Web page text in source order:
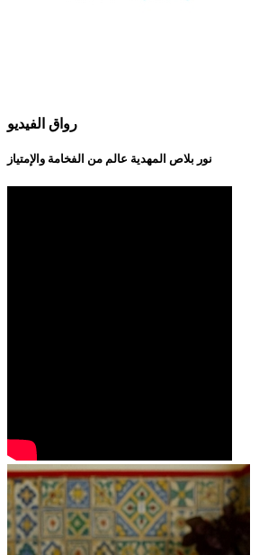
رواق الفيديو
نور بلاص المهدية عالم من الفخامة والإمتياز